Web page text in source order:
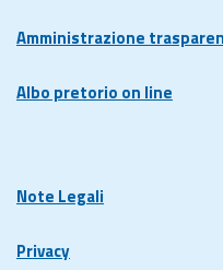
Amministrazione
Albo pretorio on line
Note Legali
Privacy